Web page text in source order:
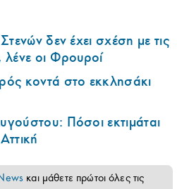
δεν έχει σχέση με τις
λένε οι Φρουροί
κοντά στο εκκλησάκι
Πόσοι εκτιμάται
και μάθετε πρώτοι όλες τις